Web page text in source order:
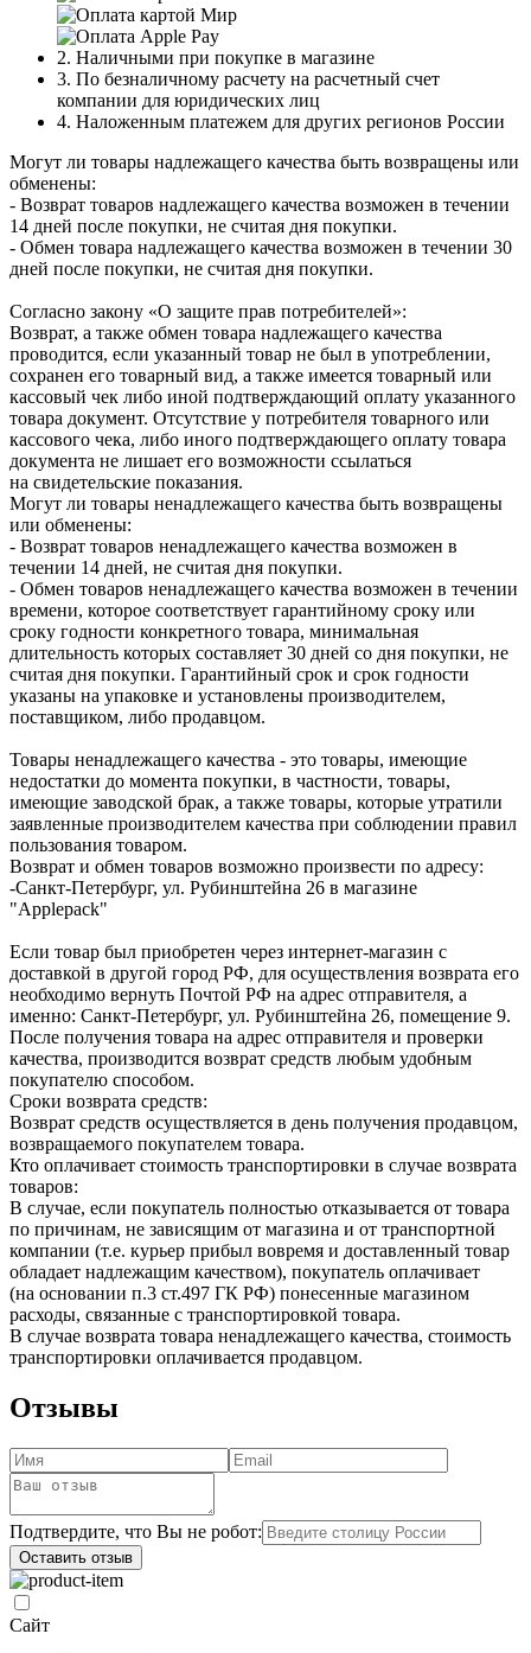
2. Наличными при покупке в магазине
3. По безналичному расчету на расчетный счет
компании для юридических лиц
4. Наложенным платежем для других регионов России
Могут ли товары надлежащего качества быть возвращены или
обменены:
- Возврат товаров надлежащего качества возможен в течении
14 дней после покупки, не считая дня покупки.
- Обмен товара надлежащего качества возможен в течении 30
дней после покупки, не считая дня покупки.
Согласно закону «О защите прав потребителей»:
Возврат, а также обмен товара надлежащего качества
проводится, если указанный товар не был в употреблении,
сохранен его товарный вид, а также имеется товарный или
кассовый чек либо иной подтверждающий оплату указанного
товара документ. Отсутствие у потребителя товарного или
кассового чека, либо иного подтверждающего оплату товара
документа не лишает его возможности ссылаться
на свидетельские показания.
Могут ли товары ненадлежащего качества быть возвращены
или обменены:
- Возврат товаров ненадлежащего качества возможен в
течении 14 дней, не считая дня покупки.
- Обмен товаров ненадлежащего качества возможен в течении
времени, которое соответствует гарантийному сроку или
сроку годности конкретного товара, минимальная
длительность которых составляет 30 дней со дня покупки, не
считая дня покупки. Гарантийный срок и срок годности
указаны на упаковке и установлены производителем,
поставщиком, либо продавцом.
Товары ненадлежащего качества - это товары, имеющие
недостатки до момента покупки, в частности, товары,
имеющие заводской брак, а также товары, которые утратили
заявленные производителем качества при соблюдении правил
пользования товаром.
Возврат и обмен товаров возможно произвести по адресу:
-Санкт-Петербург, ул. Рубинштейна 26 в магазине
"Applepack"
Если товар был приобретен через интернет-магазин с
доставкой в другой город РФ, для осуществления возврата его
необходимо вернуть Почтой РФ на адрес отправителя, а
именно: Санкт-Петербург, ул. Рубинштейна 26, помещение 9.
После получения товара на адрес отправителя и проверки
качества, производится возврат средств любым удобным
покупателю способом.
Сроки возврата средств:
Возврат средств осуществляется в день получения продавцом,
возвращаемого покупателем товара.
Кто оплачивает стоимость транспортировки в случае возврата
товаров:
В случае, если покупатель полностью отказывается от товара
по причинам, не зависящим от магазина и от транспортной
компании (т.е. курьер прибыл вовремя и доставленный товар
обладает надлежащим качеством), покупатель оплачивает
(на основании п.3 ст.497 ГК РФ) понесенные магазином
расходы, связанные с транспортировкой товара.
В случае возврата товара ненадлежащего качества, стоимость
транспортировки оплачивается продавцом.
Отзывы
Подтвердите, что Вы не робот:
Оставить отзыв
Сайт